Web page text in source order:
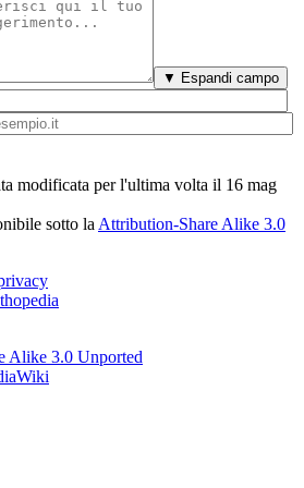
▼ Espandi campo
modificata per l'ultima volta il 16 mag
sotto la Attribution-Share Alike 3.0